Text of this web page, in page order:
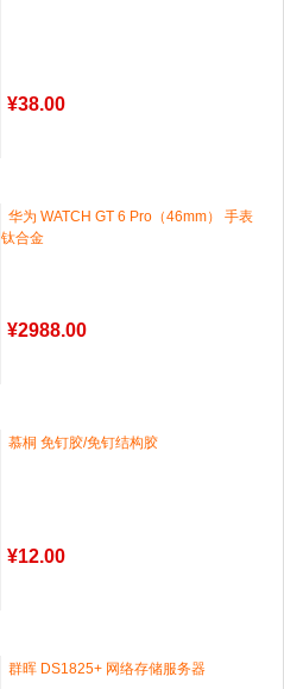
¥38.00
华为 WATCH GT 6 Pro（46mm） 手表
钛合金
¥2988.00
慕桐 免钉胶/免钉结构胶
¥12.00
群晖 DS1825+ 网络存储服务器